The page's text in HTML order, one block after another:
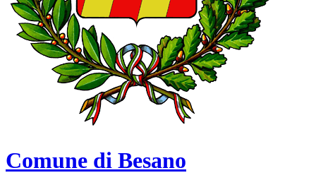
Comune di Besano